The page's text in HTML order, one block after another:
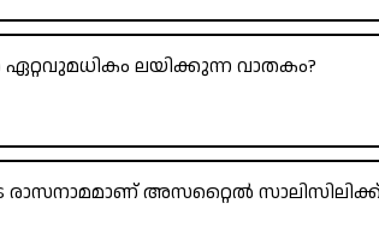
ലയിക്കുന്ന വാതകം?
രാസനാമമാണ് അസറ്റൈൽ